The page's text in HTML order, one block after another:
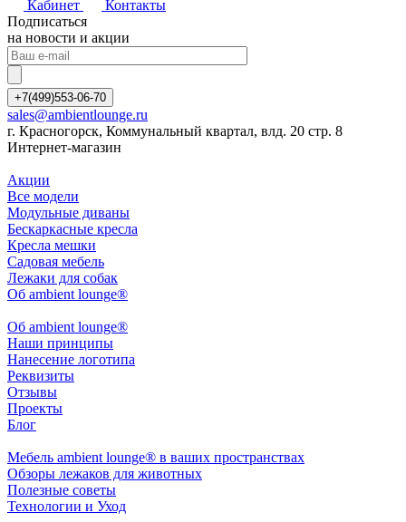
Кабинет
Контакты
Подписаться
на новости и акции
+7(499)553-06-70
sales@ambientlounge.ru
г. Красногорск, Коммунальный квартал, влд. 20 стр. 8
Интернет-магазин
Акции
Все модели
Модульные диваны
Бескаркасные кресла
Кресла мешки
Садовая мебель
Лежаки для собак
Об ambient lounge®
Oб ambient lounge®
Наши принципы
Нанесение логотипа
Реквизиты
Отзывы
Проекты
Блог
Мебель ambient lounge® в ваших пространствах
Обзоры лежаков для животных
Полезные советы
Технологии и Уход